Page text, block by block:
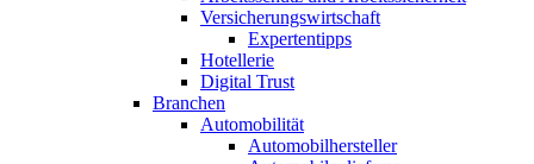
Versicherungswirtschaft
Expertentipps
Hotellerie
Digital Trust
Branchen
Automobilität
Automobilhersteller